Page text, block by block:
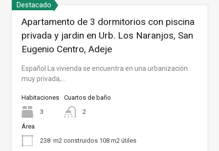
Destacado
Apartamento de 3 dormitorios con piscina
privada y jardin en Urb. Los Naranjos, San
Eugenio Centro, Adeje
Español La vivienda se encuentra en una urbanización
muy privada,…
Habitaciones
3
Cuartos de baño
2
Área
238 m2 construidos 108 m2 útiles